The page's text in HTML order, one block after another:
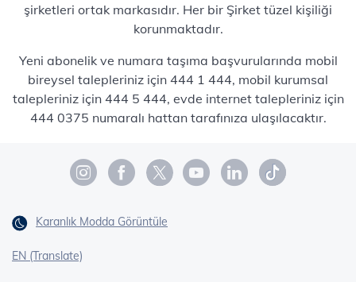
şirketleri ortak markasıdır. Her bir Şirket tüzel kişiliği
korunmaktadır.
Yeni abonelik ve numara taşıma başvurularında mobil
bireysel talepleriniz için 444 1 444, mobil kurumsal
talepleriniz için 444 5 444, evde internet talepleriniz için
444 0375 numaralı hattan tarafınıza ulaşılacaktır.
Karanlık Modda Görüntüle
EN (Translate)